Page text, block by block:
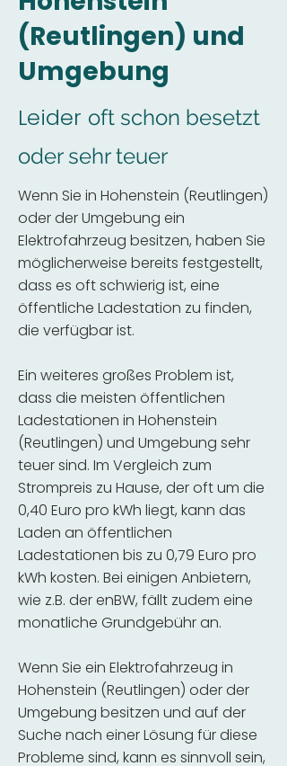
(Reutlingen) und
Umgebung
Leider oft schon besetzt
oder sehr teuer
Wenn Sie in Hohenstein (Reutlingen)
oder der Umgebung ein
Elektrofahrzeug besitzen, haben Sie
möglicherweise bereits festgestellt,
dass es oft schwierig ist, eine
öffentliche Ladestation zu finden,
die verfügbar ist.
Ein weiteres großes Problem ist,
dass die meisten öffentlichen
Ladestationen in Hohenstein
(Reutlingen) und Umgebung sehr
teuer sind. Im Vergleich zum
Strompreis zu Hause, der oft um die
0,40 Euro pro kWh liegt, kann das
Laden an öffentlichen
Ladestationen bis zu 0,79 Euro pro
kWh kosten. Bei einigen Anbietern,
wie z.B. der enBW, fällt zudem eine
monatliche Grundgebühr an.
Wenn Sie ein Elektrofahrzeug in
Hohenstein (Reutlingen) oder der
Umgebung besitzen und auf der
Suche nach einer Lösung für diese
Probleme sind, kann es sinnvoll sein,